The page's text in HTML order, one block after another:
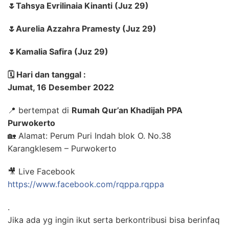
🌷Tahsya Evrilinaia Kinanti (Juz 29)
🌷Aurelia Azzahra Pramesty (Juz 29)
🌷Kamalia Safira (Juz 29)
🗓️ Hari dan tanggal :
Jumat, 16 Desember 2022
📍 bertempat di Rumah Qur’an Khadijah PPA
Purwokerto
🏡 Alamat: Perum Puri Indah blok O. No.38
Karangklesem – Purwokerto
🎥 Live Facebook
https://www.facebook.com/rqppa.rqppa
.
Jika ada yg ingin ikut serta berkontribusi bisa berinfaq